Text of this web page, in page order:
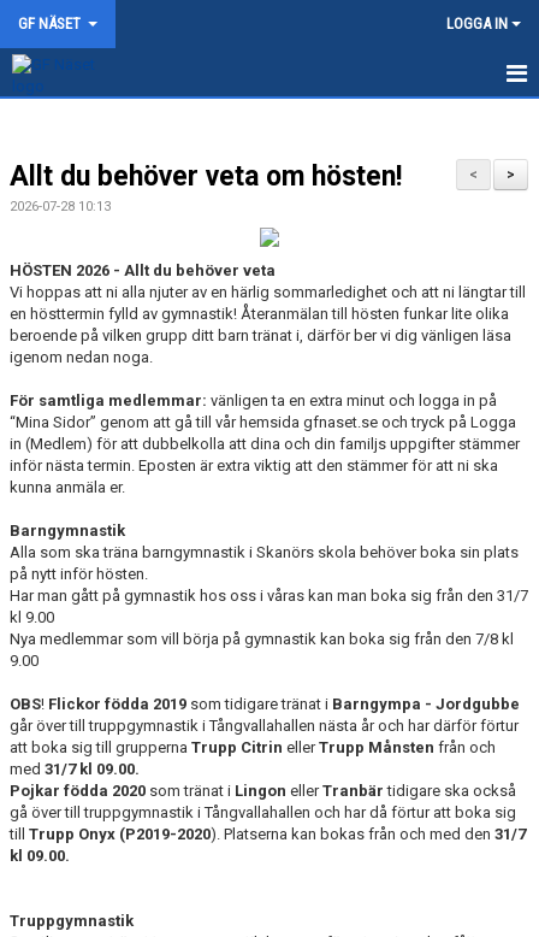
GF NÄSET LOGGA IN
NYHETER
OM GF NÄSET
AVGIFTER
FÖRENINGSKLÄDER
MOT TÅNGVALLA 2026
UPPVISNINGAR
FRITIDSKORTET
>
<
Allt du behöver veta om hösten!
2026-07-28 10:13
HÖSTEN 2026 - Allt du behöver veta
Vi hoppas att ni alla njuter av en härlig sommarledighet och att ni längtar till
en hösttermin fylld av gymnastik! Återanmälan till hösten funkar lite olika
beroende på vilken grupp ditt barn tränat i, därför ber vi dig vänligen läsa
igenom nedan noga.
För samtliga medlemmar: vänligen ta en extra minut och logga in på
“Mina Sidor” genom att gå till vår hemsida gfnaset.se och tryck på Logga
in (Medlem) för att dubbelkolla att dina och din familjs uppgifter stämmer
inför nästa termin. Eposten är extra viktig att den stämmer för att ni ska
kunna anmäla er.
Barngymnastik
Alla som ska träna barngymnastik i Skanörs skola behöver boka sin plats
på nytt inför hösten.
Har man gått på gymnastik hos oss i våras kan man boka sig från den 31/7
kl 9.00
Nya medlemmar som vill börja på gymnastik kan boka sig från den 7/8 kl
9.00
OBS! Flickor födda 2019 som tidigare tränat i Barngympa - Jordgubbe
går över till truppgymnastik i Tångvallahallen nästa år och har därför förtur
att boka sig till grupperna Trupp Citrin ellerTrupp Månsten från och
med 31/7 kl 09.00.
Pojkar födda 2020 som tränat i Lingon ellerTranbär tidigare ska också
gå över till truppgymnastik i Tångvallahallen och har då förtur att boka sig
till Trupp Onyx (P2019-2020). Platserna kan bokas från och med den 31/7
kl 09.00.
Truppgymnastik